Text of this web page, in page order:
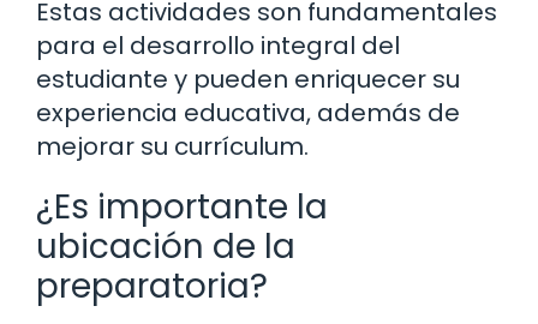
Estas actividades son fundamentales
para el desarrollo integral del
estudiante y pueden enriquecer su
experiencia educativa, además de
mejorar su currículum.
¿Es importante la
ubicación de la
preparatoria?